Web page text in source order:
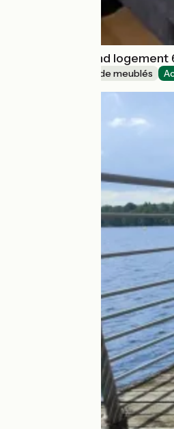
Le Sarana : Grand
Gîtes et locations de meublés